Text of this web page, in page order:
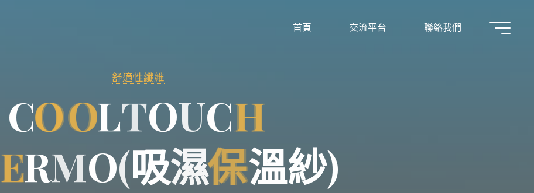
首頁 交流平台 聯絡我們
舒適性纖維
CO
OO
OLTOUCH
H
E
ERMO(吸濕保
保溫紗)